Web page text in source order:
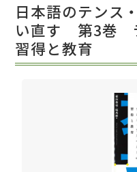
日本語のテンス
い直す 第3巻
習得と教育